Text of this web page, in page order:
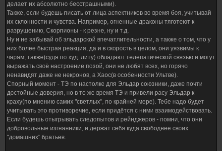
делает их абсолютно бесстрашными).
Также, если будешь писать от лица аспектников во время боя, учитывай
их склонности и чувства. Например, огненные драконы тяготеют к
разрушению, Скорпионы - к резне, ну и т.д.
Ну и не забывай об эльдарской впечатлительности, а также о том, что у
них более быстрая реакция, да и в скорость в целом, они уязвимы к
чарам, также(судя по худ. литу) обладают телепатической связью и могут
выражать своё настроение позой, они не любят всех, но горячо
ненавидят даже не некронов, а Хаос(в особенности Ультве).
Спорный момент - ТЭ по настолке для Эльдар союзники, даже почти
достойные доверия, но в то же время ТЭ и привели расу Эльдар к
краху(по мнению самих "светлых", по крайней мере). Тебе надо будет
учитывать это противоречие, если придётся с ними взаимодействовать.
Если будешь отыгрывать следопытов и рейнджеров - помни, что они
добровольные изгнанники, и держат себя куда свободнее своих
"домашних" братьев.